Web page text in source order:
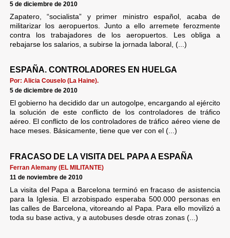
5 de diciembre de 2010
Zapatero, “socialista” y primer ministro español, acaba de
militarizar los aeropuertos. Junto a ello arremete ferozmente
contra los trabajadores de los aeropuertos. Les obliga a
rebajarse los salarios, a subirse la jornada laboral, (...)
ESPAÑA. CONTROLADORES EN HUELGA
Por: Alicia Couselo (La Haine).
5 de diciembre de 2010
El gobierno ha decidido dar un autogolpe, encargando al ejército
la solución de este conflicto de los controladores de tráfico
aéreo. El conflicto de los controladores de tráfico aéreo viene de
hace meses. Básicamente, tiene que ver con el (...)
FRACASO DE LA VISITA DEL PAPA A ESPAÑA
Ferran Alemany (EL MILITANTE)
11 de noviembre de 2010
La visita del Papa a Barcelona terminó en fracaso de asistencia
para la Iglesia. El arzobispado esperaba 500.000 personas en
las calles de Barcelona, vitoreando al Papa. Para ello movilizó a
toda su base activa, y a autobuses desde otras zonas (...)